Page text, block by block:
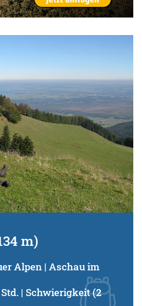
m)
Alpen | Aschau im
| Schwierigkeit (2